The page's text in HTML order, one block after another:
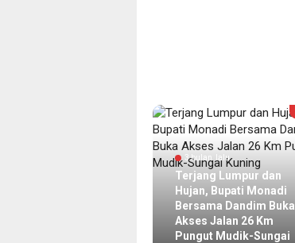
3 bulan lalu
Terjang Lumpur dan
Hujan, Bupati Monadi
Bersama Dandim Buka
Akses Jalan 26 Km
Pungut Mudik-Sungai